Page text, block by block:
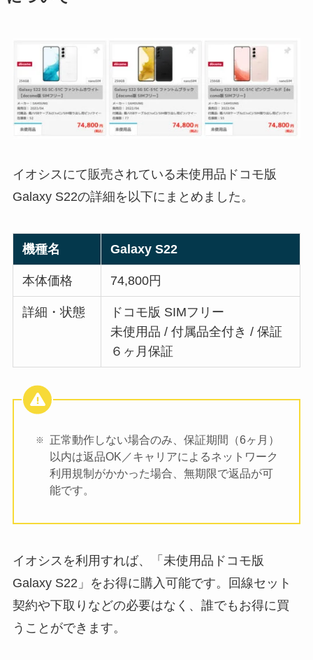
イオシスにて販売されている未使用品ドコモ版
Galaxy S22の詳細を以下にまとめました。
機種名 Galaxy S22
本体価格 74,800円
詳細・状態
ドコモ版 SIMフリー
未使用品 / 付属品全付き / 保証
６ヶ月保証
正常動作しない場合のみ、保証期間（6ヶ月）
以内は返品OK／キャリアによるネットワーク
利用規制がかかった場合、無期限で返品が可
能です。
イオシスを利用すれば、「未使用品ドコモ版
Galaxy S22」をお得に購入可能です。回線セット
契約や下取りなどの必要はなく、誰でもお得に買
うことができます。